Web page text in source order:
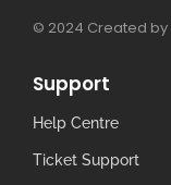
© 2024 Created by
Support
Help Centre
Ticket Support